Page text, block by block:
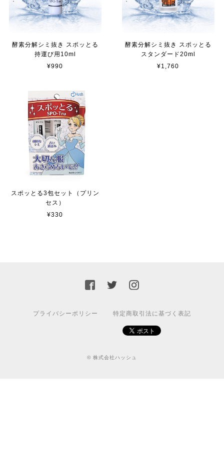
酵素分解シミ抜き スポッとる
持運び用10ml
¥990
酵素分解シミ抜き スポッとる
スタンダード20ml
¥1,760
スポッとる3包セット（プリン
セス）
¥330
プライバシーポリシー 特定商取引法に基づく表記
© 株式会社ハッシュ